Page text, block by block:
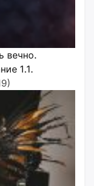
вечно.
1.1.